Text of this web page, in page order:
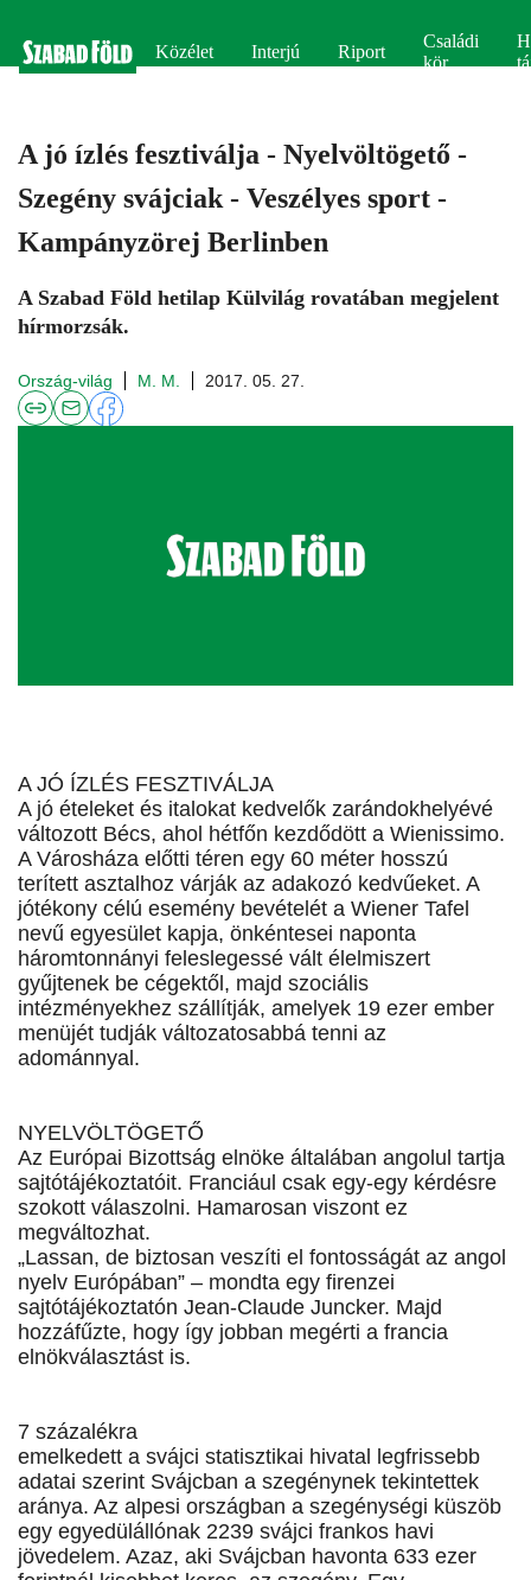
Közélet Interjú Riport
Családi
kör
A jó ízlés fesztiválja - Nyelvöltögető -
Szegény svájciak - Veszélyes sport -
Kampányzörej Berlinben
A Szabad Föld hetilap Külvilág rovatában megjelent
hírmorzsák.
Ország-világ M. M. 2017. 05. 27.
A JÓ ÍZLÉS FESZTIVÁLJA
A jó ételeket és italokat kedvelők zarándokhelyévé
változott Bécs, ahol hétfőn kezdődött a Wienissimo.
A Városháza előtti téren egy 60 méter hosszú
terített asztalhoz várják az adakozó kedvűeket. A
jótékony célú esemény bevételét a Wiener Tafel
nevű egyesület kapja, önkéntesei naponta
háromtonnányi feleslegessé vált élelmiszert
gyűjtenek be cégektől, majd szociális
intézményekhez szállítják, amelyek 19 ezer ember
menüjét tudják változatosabbá tenni az
adománnyal.
NYELVÖLTÖGETŐ
Az Európai Bizottság elnöke általában angolul tartja
sajtótájékoztatóit. Franciául csak egy-egy kérdésre
szokott válaszolni. Hamarosan viszont ez
megváltozhat.
„Lassan, de biztosan veszíti el fontosságát az angol
nyelv Európában” – mondta egy firenzei
sajtótájékoztatón Jean-Claude Juncker. Majd
hozzáfűzte, hogy így jobban megérti a francia
elnökválasztást is.
7 százalékra
emelkedett a svájci statisztikai hivatal legfrissebb
adatai szerint Svájcban a szegénynek tekintettek
aránya. Az alpesi országban a szegénységi küszöb
egy egyedülállónak 2239 svájci frankos havi
jövedelem. Azaz, aki Svájcban havonta 633 ezer